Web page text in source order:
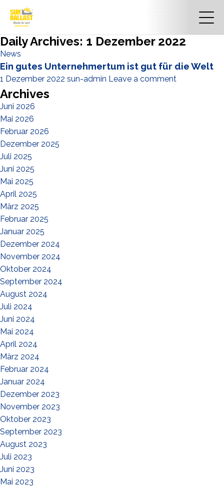
Daily Archives: 1 Dezember 2022
News
Ein gutes Unternehmertum ist gut für die Welt
1 Dezember 2022 sun-admin Leave a comment
Archives
Juni 2026
Mai 2026
Februar 2026
Dezember 2025
Juli 2025
Juni 2025
Mai 2025
April 2025
März 2025
Februar 2025
Januar 2025
Dezember 2024
November 2024
Oktober 2024
September 2024
August 2024
Juli 2024
Juni 2024
Mai 2024
April 2024
März 2024
Februar 2024
Januar 2024
Dezember 2023
November 2023
Oktober 2023
September 2023
August 2023
Juli 2023
Juni 2023
Mai 2023